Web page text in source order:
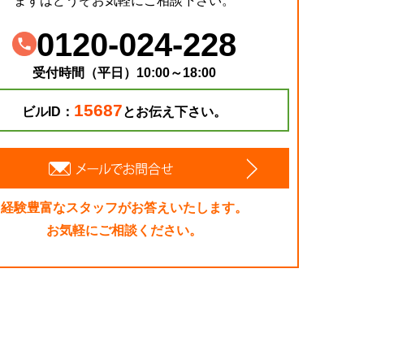
0120-024-228
受付時間（平日）10:00～18:00
ビルID： 15687とお伝え下さい。
経験豊富なスタッフがお答えいたします。
お気軽にご相談ください。